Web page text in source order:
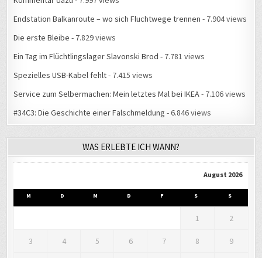
Endstation Balkanroute – wo sich Fluchtwege trennen - 7.904 views
Die erste Bleibe - 7.829 views
Ein Tag im Flüchtlingslager Slavonski Brod - 7.781 views
Spezielles USB-Kabel fehlt- 7.415 views
Service zum Selbermachen: Mein letztes Mal bei IKEA- 7.106 views
#34C3: Die Geschichte einer Falschmeldung - 6.846 views
WAS ERLEBTE ICH WANN?
August 2026
M D M D F S S
1 2
3 4 5 6 7 8 9